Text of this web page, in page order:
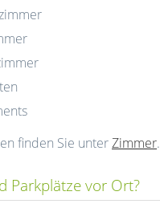
finden Sie unterZimmer.
Parkplätze vor Ort?